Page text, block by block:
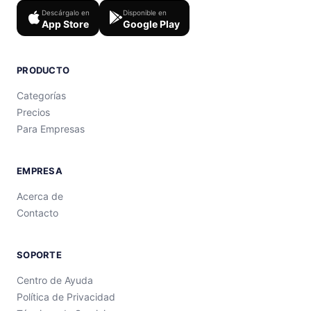
Descárgalo en
App Store
Disponible en
Google Play
PRODUCTO
Categorías
Precios
Para Empresas
EMPRESA
Acerca de
Contacto
SOPORTE
Centro de Ayuda
Política de Privacidad